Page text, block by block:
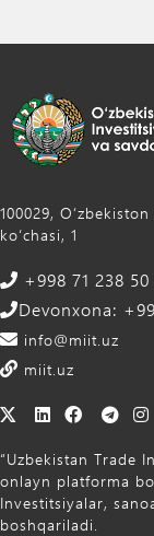
100029,
ko‘chasi, 1
+998 71 238 50
Devonxona:
info@miit.uz
miit.uz
“Uzbekistan Trade
onlayn platforma
Investitsiyalar,
boshqariladi.